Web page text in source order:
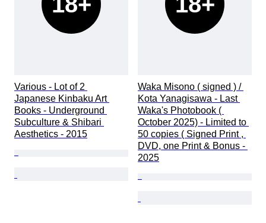
Various - Lot of 2
Japanese Kinbaku Art
Books - Underground
Subculture & Shibari
Aesthetics - 2015
Waka Misono ( signed ) /
Kota Yanagisawa - Last
Waka's Photobook (
October 2025) - Limited to
50 copies ( Signed Print ,
DVD, one Print & Bonus -
2025